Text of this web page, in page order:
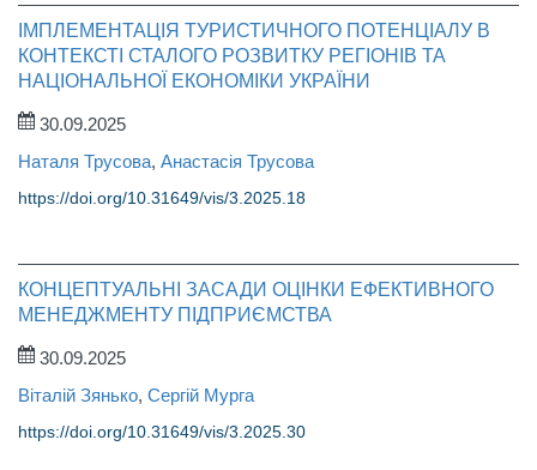
ІМПЛЕМЕНТАЦІЯ ТУРИСТИЧНОГО ПОТЕНЦІАЛУ В
КОНТЕКСТІ СТАЛОГО РОЗВИТКУ РЕГІОНІВ ТА
НАЦІОНАЛЬНОЇ ЕКОНОМІКИ УКРАЇНИ
30.09.2025
Наталя Трусова, Анастасія Трусова
https://doi.org/10.31649/vis/3.2025.18
КОНЦЕПТУАЛЬНІ ЗАСАДИ ОЦІНКИ ЕФЕКТИВНОГО
МЕНЕДЖМЕНТУ ПІДПРИЄМСТВА
30.09.2025
Віталій Зянько, Сергій Мурга
https://doi.org/10.31649/vis/3.2025.30